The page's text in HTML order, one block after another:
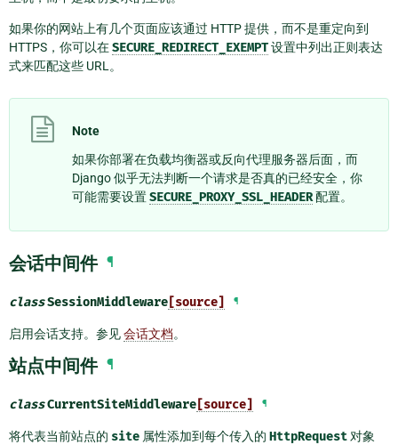
如果你的网站上有几个页面应该通过 HTTP 提供，而不是重定向到
HTTPS，你可以在SECURE_REDIRECT_EXEMPT设置中列出正则表达
式来匹配这些 URL。
Note
如果你部署在负载均衡器或反向代理服务器后面，而
Django 似乎无法判断一个请求是否真的已经安全，你
可能需要设置SECURE_PROXY_SSL_HEADER配置。
会话中间件 ¶
classSessionMiddleware [source] ¶
启用会话支持。参见会话文档。
站点中间件 ¶
classCurrentSiteMiddleware [source] ¶
将代表当前站点的 site 属性添加到每个传入的 HttpRequest 对象